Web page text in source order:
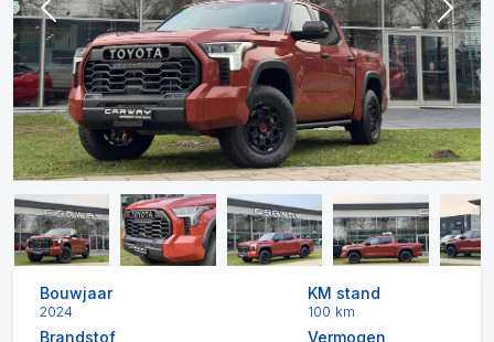
Previous Next
Bouwjaar
2024
KM stand
100 km
Brandstof Vermogen